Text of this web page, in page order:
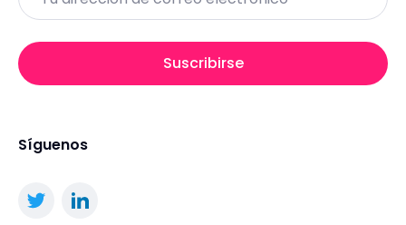
Suscribirse
Síguenos